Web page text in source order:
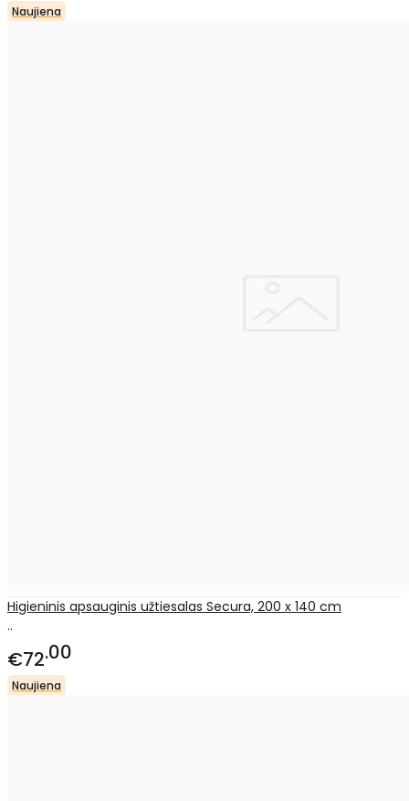
Naujiena
Higieninis apsauginis užtiesalas Secura, 200 x 140 cm
..
€72 00
Naujiena